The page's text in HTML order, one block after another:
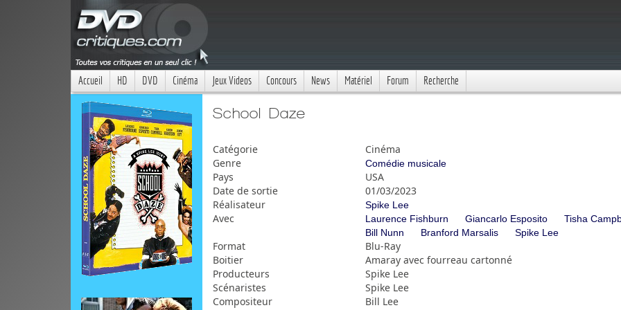
Accueil HD DVD Cinéma Jeux Videos Concours News Matériel Forum Recherche
School Daze
Catégorie
Cinéma
Genre
Comédie musicale
Pays
USA
Date de sortie
01/03/2023
Réalisateur
Spike Lee
Avec Laurence Fishburn Giancarlo Esposito
Tisha
Bill Nunn
Branford Marsalis Spike Lee
Format
Blu-Ray
Boitier
Amaray avec fourreau cartonné
Producteurs
Spike Lee
Scénaristes
Spike Lee
Compositeur
Bill Lee